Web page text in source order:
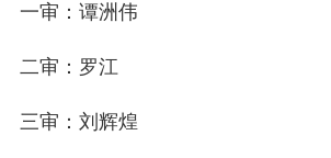
一审：谭洲伟
二审：罗江
三审：刘辉煌